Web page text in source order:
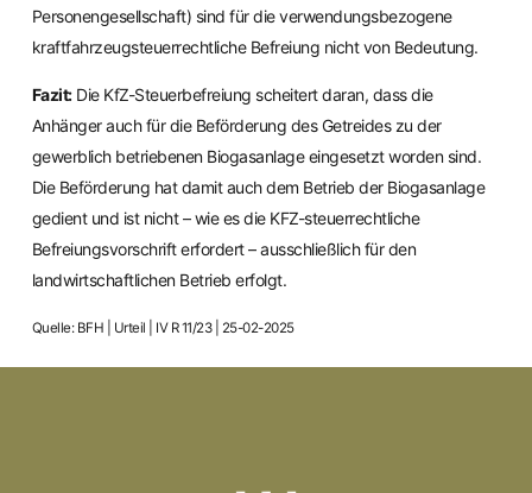
Personengesellschaft) sind für die verwendungsbezogene
kraftfahrzeugsteuerrechtliche Befreiung nicht von Bedeutung.
Fazit:Die KfZ-Steuerbefreiung scheitert daran, dass die
Anhänger auch für die Beförderung des Getreides zu der
gewerblich betriebenen Biogasanlage eingesetzt worden sind.
Die Beförderung hat damit auch dem Betrieb der Biogasanlage
gedient und ist nicht – wie es die KFZ-steuerrechtliche
Befreiungsvorschrift erfordert – ausschließlich für den
landwirtschaftlichen Betrieb erfolgt.
Quelle: BFH | Urteil | IV R 11/23 | 25-02-2025